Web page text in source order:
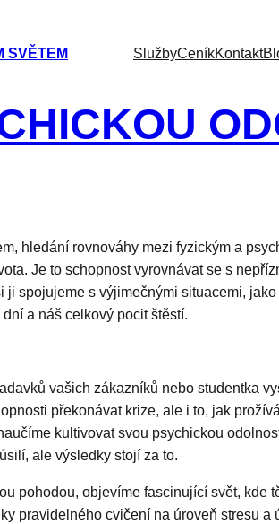
SVĚTEM SlužbyCeníkKontakt
hledání rovnováhy mezi fyzickým a
Je to schopnost vyrovnávat se s
spojujeme s výjimečnými situacemi,
a náš celkový pocit štěstí.
vašich zákazníků nebo studentka
překonávat krize, ale i to, jak
kultivovat svou psychickou
ale výsledky stojí za to.
pohodou, objevíme fascinující svět, kde
pravidelného cvičení na úroveň stresu a